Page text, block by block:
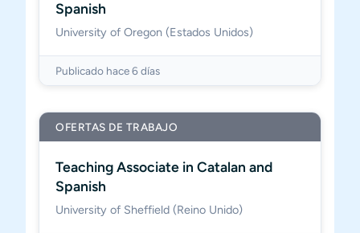
Spanish
University of Oregon (Estados Unidos)
Publicado hace 6 días
OFERTAS DE TRABAJO
Teaching Associate in Catalan and
Spanish
University of Sheffield (Reino Unido)